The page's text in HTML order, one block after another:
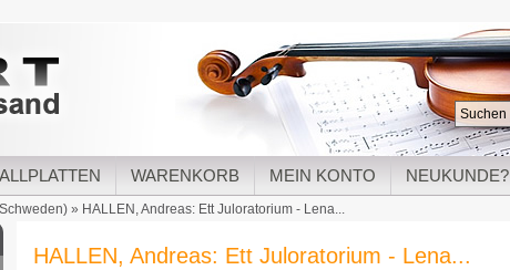
WARENKORB MEIN KONTO NEUKUNDE?
» HALLEN, Andreas: Ett Juloratorium - Lena...
HALLEN, Andreas: Ett Juloratorium - Lena...